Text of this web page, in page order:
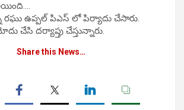
రఘు ఉప్పల్ పిఎస్ లో పిర్యాదు చేసారు.
చేసి దర్యాప్తు చేస్తున్నారు.
Share this News…